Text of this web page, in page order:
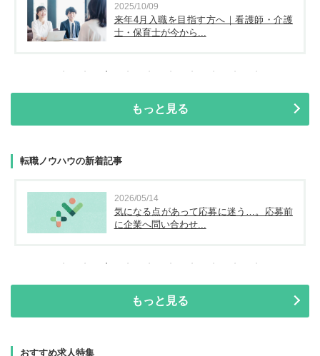
2025/10/09
来年4月入職を目指す方へ｜看護師・介護
士・保育士が今から...
もっと見る
転職ノウハウの新着記事
2026/05/14
気になる点があって応募に迷う…。応募前
に企業へ問い合わせ...
もっと見る
おすすめ求人特集